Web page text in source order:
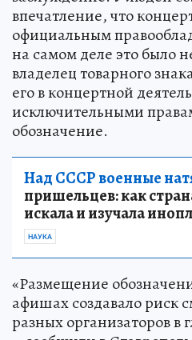
впечатление, что
официальным
на самом деле это было
владелец товарного
его в концертной
исключительными
обозначение.
Над СССР военные
пришельцев: как
искала и изучала
НАУКА
«Размещение
афишах создавало риск
разных организаторов в